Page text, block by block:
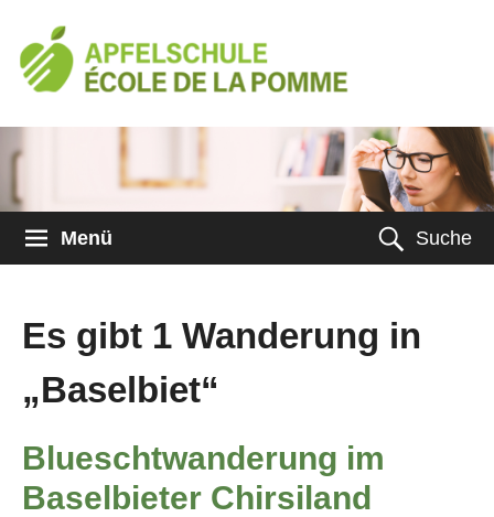
Menü Suche
Es gibt 1 Wanderung in
„Baselbiet“
Blueschtwanderung im
Baselbieter Chirsiland